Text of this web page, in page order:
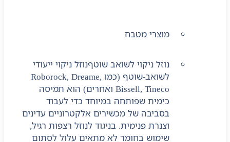
מוצרי מטבח
נוזל ניקוי לשואב שוטףנוזל ניקוי ייעודי
לשואב-שוטף (כמו Roborock, Dreame,
Bissell, Tineco ואחרים) הוא תמיסה
כימית שפותחה במיוחד כדי לעבוד
בסביבה של מכשירים אלקטרוניים עדינים
וצנרת פנימית. בניגוד לנוזל רצפות רגיל,
שימוש בחומר לא מתאים עלול לסתום